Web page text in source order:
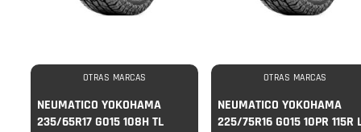
OTRAS MARCAS
NEUMATICO YOKOHAMA
235/65R17 G015 108H TL
OTRAS MARCAS
NEUMATICO YOKOHAMA
225/75R16 G015 10PR 115R